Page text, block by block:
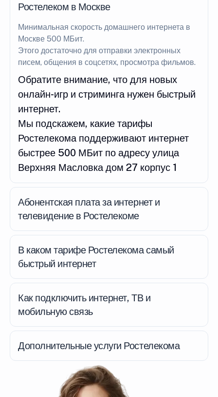
Ростелеком в Москве
Минимальная скорость домашнего интернета в
Москве 500 МБит.
Этого достаточно для отправки электронных
писем, общения в соцсетях, просмотра фильмов.
Обратите внимание, что для новых
онлайн-игр и стриминга нужен быстрый
интернет.
Мы подскажем, какие тарифы
Ростелекома поддерживают интернет
быстрее 500 МБит по адресу улица
Верхняя Масловка дом 27 корпус 1
Абонентская плата за интернет и
телевидение в Ростелекоме
В каком тарифе Ростелекома самый
быстрый интернет
Как подключить интернет, ТВ и
мобильную связь
Дополнительные услуги Ростелекома